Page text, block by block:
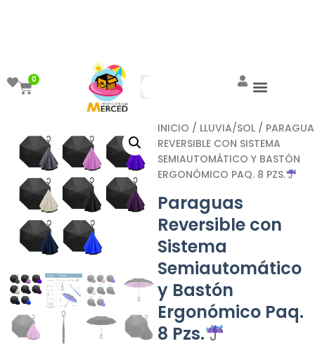
0
INICIO / LLUVIA/SOL /
REVERSIBLE CON SISTEMA
SEMIAUTOMÁTICO Y BASTÓN
ERGONÓMICO PAQ. 8 PZS.
Paraguas
Reversible con
Sistema
Semiautomático
y Bastón
Ergonómico Paq.
8 Pzs.